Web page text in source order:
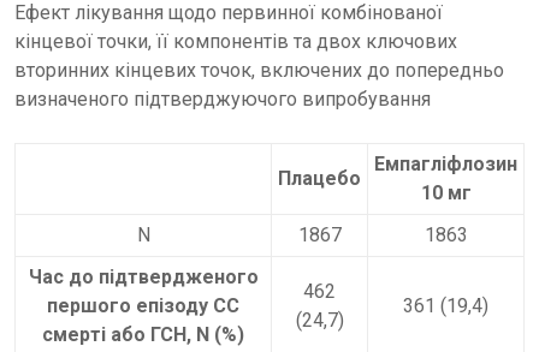
Ефект лікування щодо первинної комбінованої
кінцевої точки, її компонентів та двох ключових
вторинних кінцевих точок, включених до попередньо
визначеного підтверджуючого випробування
Плацебо
Емпагліфлозин
10 мг
N
1867
1863
Час до підтвердженого
першого епізоду СС
смерті або ГСН, N (%)
462
(24,7)
361 (19,4)